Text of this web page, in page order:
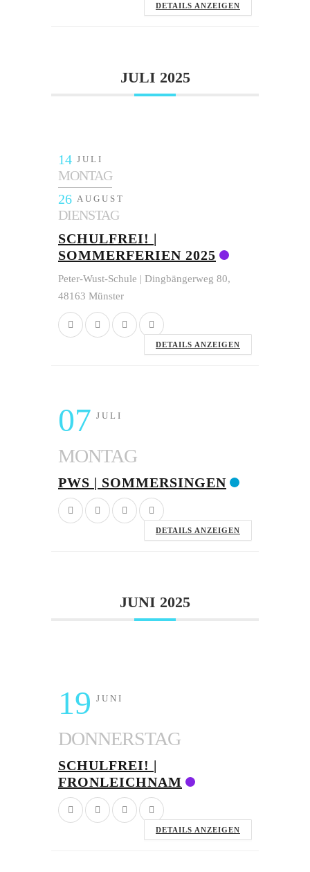
DETAILS ANZEIGEN
JULI 2025
14 JULI
MONTAG
26 AUGUST
DIENSTAG
SCHULFREI! |
SOMMERFERIEN 2025
Peter-Wust-Schule | Dingbängerweg 80,
48163 Münster
DETAILS ANZEIGEN
07 JULI
MONTAG
PWS | SOMMERSINGEN
DETAILS ANZEIGEN
JUNI 2025
19 JUNI
DONNERSTAG
SCHULFREI! |
FRONLEICHNAM
DETAILS ANZEIGEN